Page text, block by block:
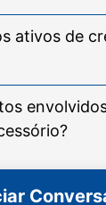
ativos de